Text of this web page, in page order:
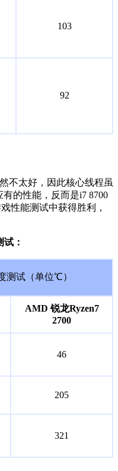
103
92
不太好，因此核心线程虽
的性能，反而是i7 8700
性能测试中获得胜利，
试：
测试（单位℃）
AMD 锐龙Ryzen7
2700
46
205
321